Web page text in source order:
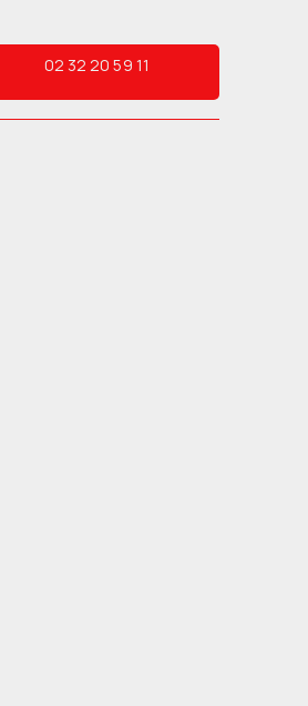
02 32 20 59 11